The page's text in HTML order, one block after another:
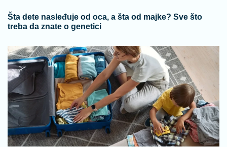
Šta dete nasleđuje od oca, a šta od majke? Sve što
treba da znate o genetici